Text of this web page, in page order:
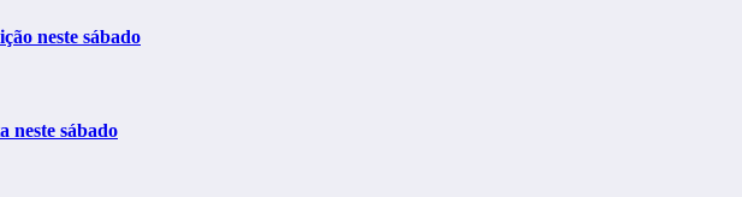
neste sábado
neste sábado